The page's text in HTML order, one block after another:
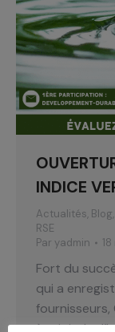
INDICE
Actualités, Blog,
RSE
Par yadmin
Fort du
qui a
fournisseurs,